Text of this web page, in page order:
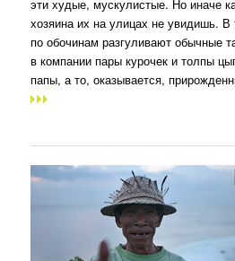
эти худые, мускулистые. Но иначе
хозяина их на улицах не увидишь.
по обочинам разгуливают обычные
в компании пары курочек и толпы
папы, а то, оказывается,